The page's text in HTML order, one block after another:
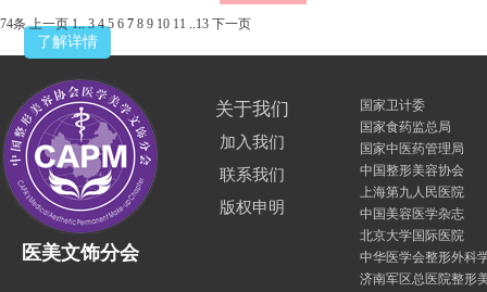
了解详情
74条 上一页 1..3 4 5 6 7 8 9 10 11 ..13 下一页
医美文饰分会
关于我们
加入我们
联系我们
版权申明
国家卫计委
国家食药监总局
国家中医药管理局
中国整形美容协会
上海第九人民医院
中国美容医学杂志
北京大学国际医院
中华医学会整形外科
济南军区总医院整形